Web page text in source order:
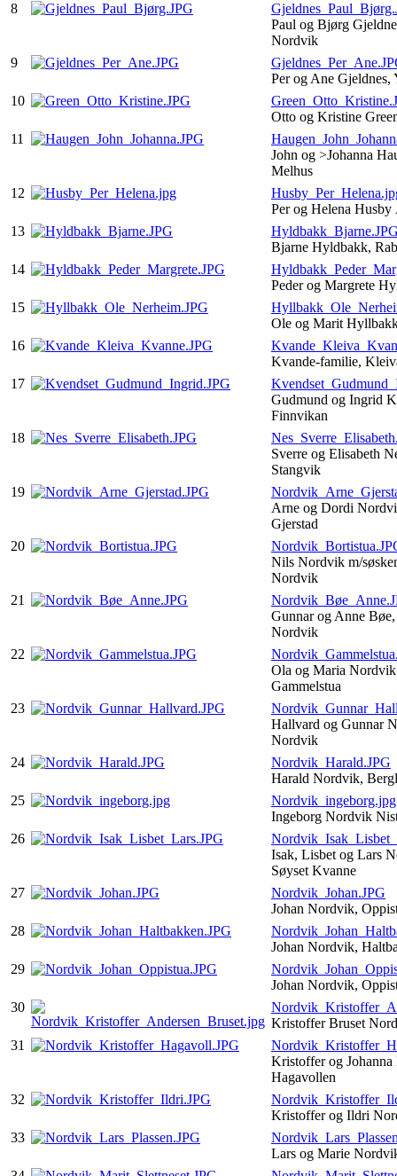
8
Paul og Bjørg
Nordvik
9
Per og Ane
10
Otto og Kristine
11
John og >Johanna
Melhus
12
Per og Helena
13
Bjarne Hyldbakk,
14
Peder og Margrete
15
Ole og Marit
16
Kvande-familie,
17
Gudmund og Ingrid
Finnvikan
18
Sverre og Elisabeth
Stangvik
19
Arne og Dordi
Gjerstad
20
Nils Nordvik m/
Nordvik
21
Gunnar og Anne
Nordvik
22
Ola og Maria
Gammelstua
23
Hallvard og Gunnar
Nordvik
24
Nordvik_Harald.JPG
Harald Nordvik,
25
Nordvik_ingeborg.jpg
Ingeborg Nordvik
26
Isak, Lisbet og Lars
Søyset Kvanne
27
Nordvik_Johan.JPG
Johan Nordvik,
28
Johan Nordvik,
29
Johan Nordvik,
30
Kristoffer Bruset
31
Kristoffer og
Hagavollen
32
Kristoffer og Ildri
33
Lars og Marie